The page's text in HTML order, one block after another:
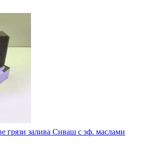
грязи залива Сиваш с эф. маслами